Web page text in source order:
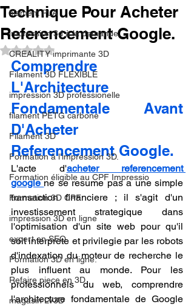
filament PLA
impression 3d à la demande.
CREALITY imprimante 3D
Filament 3D FLEXIBLE
impression 3D professionelle
filament PETG carbone
Filament 3D
Formation à l'impression 3D.
Formation éligible au CPF Impressio
Formation 3D CPF
impression 3D en ligne
expert en SEO
Formation 3D en ligne.
Refaire piece en 3D
magasin LV3D
Technique Pour Acheter
Referencement Google.
Noté NaN étoiles sur 5.
Comprendre
L'Architecture
Fondamentale Avant
D'Acheter
Referencement Google.
L'acte d'acheter referencement
google ne se resume pas a une simple
transaction financiere ; il s'agit d'un
investissement strategique dans
l'optimisation d'un site web pour qu'il
soit interprete et privilegie par les robots
d'indexation du moteur de recherche le
plus influent au monde. Pour les
professionnels du web, comprendre
l'architecture fondamentale de Google